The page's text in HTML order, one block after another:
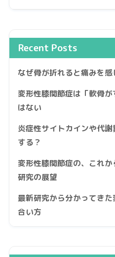
Recent Posts
なぜ骨が折れると痛みを感
変形性膝関節症は「軟骨
はない
炎症性サイトカインや代
する？
変形性膝関節症の、これ
研究の展望
最新研究から分かってき
合い方